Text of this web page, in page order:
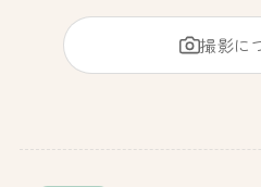
撮影に